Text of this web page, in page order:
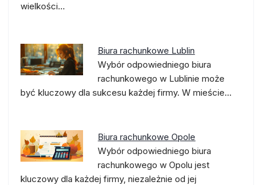
wielkości…
Biura rachunkowe Lublin
Wybór odpowiedniego biura
rachunkowego w Lublinie może
być kluczowy dla sukcesu każdej firmy. W mieście…
Biura rachunkowe Opole
Wybór odpowiedniego biura
rachunkowego w Opolu jest
kluczowy dla każdej firmy, niezależnie od jej